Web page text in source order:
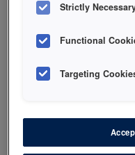
Til læringsmateriell og
Strictly
Functional
Targeting